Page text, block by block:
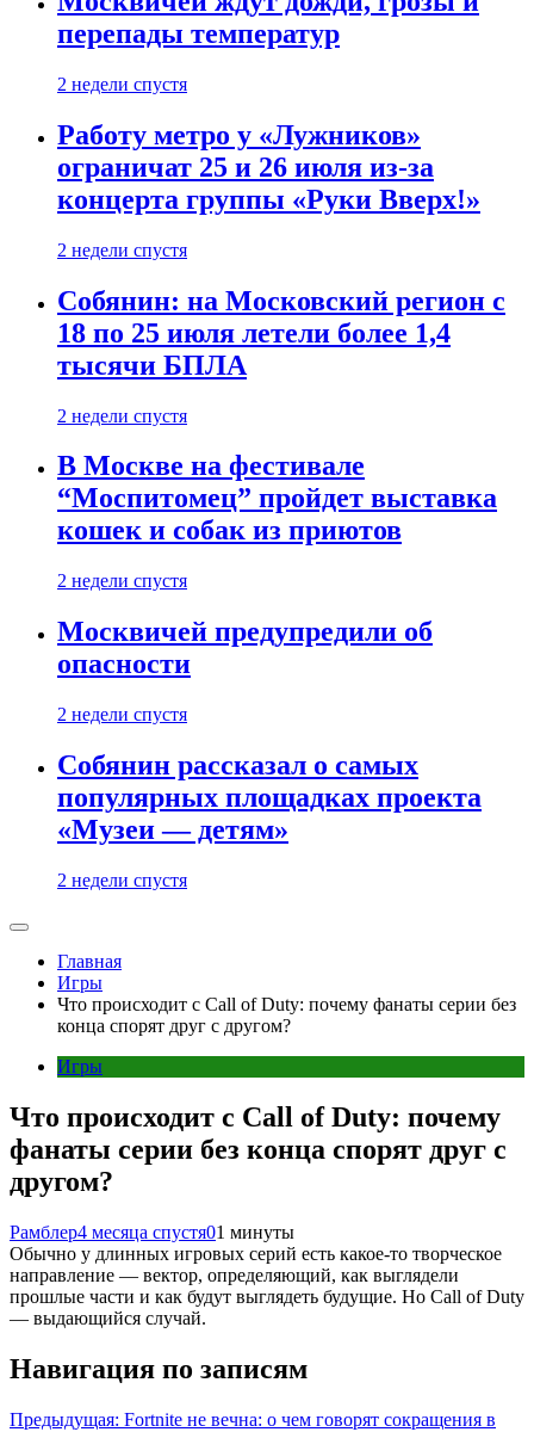
перепады температур
2 недели спустя
Работу метро у «Лужников»
ограничат 25 и 26 июля из-за
концерта группы «Руки Вверх!»
2 недели спустя
Собянин: на Московский регион с
18 по 25 июля летели более 1,4
тысячи БПЛА
2 недели спустя
В Москве на фестивале
“Моспитомец” пройдет выставка
кошек и собак из приютов
2 недели спустя
Москвичей предупредили об
опасности
2 недели спустя
Собянин рассказал о самых
популярных площадках проекта
«Музеи — детям»
2 недели спустя
Главная
Игры
Что происходит с Call of Duty: почему фанаты серии без
конца спорят друг с другом?
Игры
Что происходит с Call of Duty: почему
фанаты серии без конца спорят друг с
другом?
Рамблер4 месяца спустя01 минуты
Обычно у длинных игровых серий есть какое-то творческое
направление — вектор, определяющий, как выглядели
прошлые части и как будут выглядеть будущие. Но Call of Duty
— выдающийся случай.
Навигация по записям
Предыдущая: Fortnite не вечна: о чем говорят сокращения в